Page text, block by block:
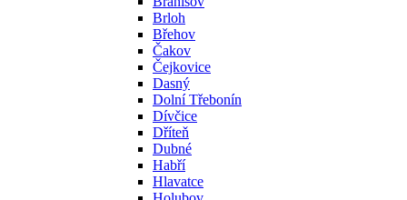
Brloh
Břehov
Čakov
Čejkovice
Dasný
Dolní Třebonín
Dívčice
Dříteň
Dubné
Habří
Hlavatce